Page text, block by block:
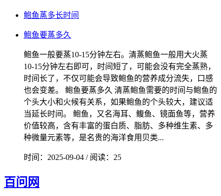
鲍鱼蒸多长时间
鲍鱼要蒸多久
鲍鱼一般要蒸10-15分钟左右。清蒸鲍鱼一般用大火蒸
10-15分钟左右即可，时间短了，可能会没有完全蒸熟，
时间长了，不仅可能会导致鲍鱼的营养成分流失，口感
也会变差。 鲍鱼要蒸多久 清蒸鲍鱼需要的时间与鲍鱼的
个头大小和火候有关系，如果鲍鱼的个头较大，建议适
当延长时间。 鲍鱼，又名海耳、鳆鱼、镜面鱼等，营养
价值较高，含有丰富的蛋白质、脂肪、多种维生素、多
种微量元素等，是名贵的海洋食用贝类...
时间：2025-09-04 / 阅读：25
百问网